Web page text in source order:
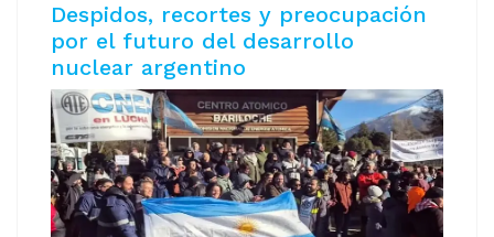
Despidos, recortes y preocupación
por el futuro del desarrollo
nuclear argentino